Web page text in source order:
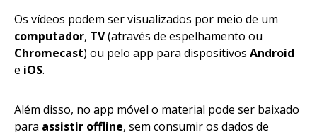
Os vídeos podem ser visualizados por meio de um
computador, TV(através de espelhamento ou
Chromecast) ou pelo app para dispositivos Android
e iOS.
Além disso, no app móvel o material pode ser baixado
para assistir offline, sem consumir os dados de